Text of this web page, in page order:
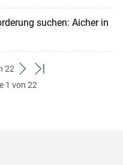
suchen: Aicher in
22
weiter
zum
zum
1 von 22